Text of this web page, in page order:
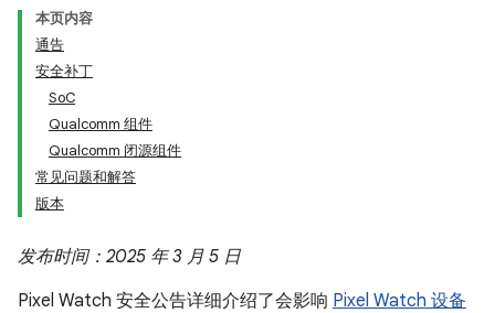
本页内容
通告
安全补丁
SoC
Qualcomm 组件
Qualcomm 闭源组件
常见问题和解答
版本
发布时间：2025 年 3 月 5 日
Pixel Watch 安全公告详细介绍了会影响 Pixel Watch 设备